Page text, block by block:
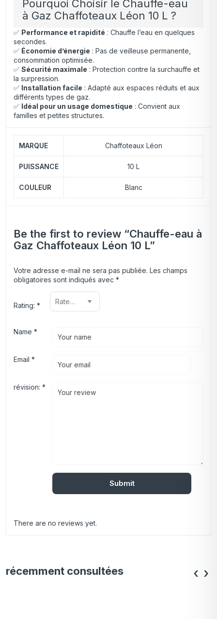
Pourquoi Choisir le Chauffe-eau
à Gaz Chaffoteaux Léon 10 L ?
✅ Performance et rapidité : Chauffe l’eau en quelques
secondes.
✅ Économie d’énergie : Pas de veilleuse permanente,
consommation optimisée.
✅ Sécurité maximale : Protection contre la surchauffe et
la surpression.
✅ Installation facile : Adapté aux espaces réduits et aux
différents types de gaz.
✅ Idéal pour un usage domestique : Convient aux
familles et petites structures.
MARQUE Chaffoteaux Léon
PUISSANCE 10 L
COULEUR Blanc
Be the first to review “Chauffe-eau à
Gaz Chaffoteaux Léon 10 L”
Votre adresse e-mail ne sera pas publiée. Les champs
obligatoires sont indiqués avec *
Rating: *
révision: *
Name *
Email *
There are no reviews yet.
récemment consultées ‹ ›